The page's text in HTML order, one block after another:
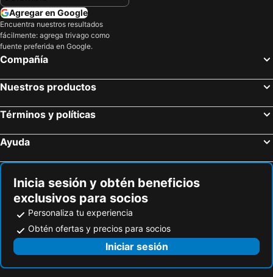
Balneario La Mina
Cinex Doral Plaza
Puente General Rafael Urdaneta
Lago de Maracaibo
Agregar en Google
Encuentra nuestros resultados
fácilmente: agrega trivago como
fuente preferida en Google.
Compañía
Nuestros productos
Términos y políticas
Ayuda
Inicia sesión y obtén beneficios
exclusivos para socios
Personaliza tu experiencia
Obtén ofertas y precios para socios
Iniciar sesión